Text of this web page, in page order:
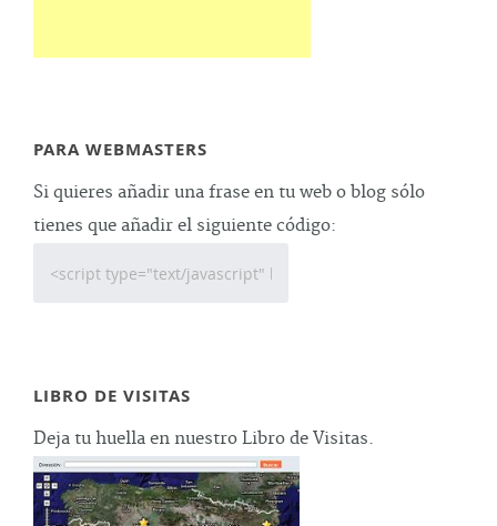
PARA WEBMASTERS
Si quieres añadir una frase en tu web o blog sólo
tienes que añadir el siguiente código:
LIBRO DE VISITAS
Deja tu huella en nuestro Libro de Visitas.